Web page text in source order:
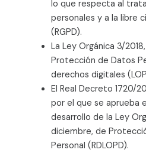
lo que respecta al
personales y a la libre
(RGPD).
La Ley Orgánica 3/
Protección de Datos
derechos digitales
El Real Decreto 1720/
por el que se aprueba
desarrollo de la Ley
diciembre, de
Personal (RDLOPD).